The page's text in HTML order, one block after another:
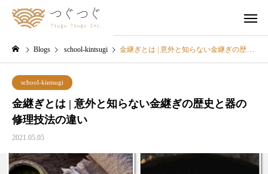
Blogs school-kintsugi 金継ぎとは | 意外と知らない金継ぎの歴史と器の修理技法の違い
school-kintsugi
金継ぎとは | 意外と知らない金継ぎの歴史と器の
修理技法の違い
2021.05.05